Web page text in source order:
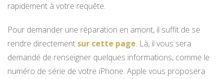
rapidement à votre requête.
Pour demander une réparation en amont, il suffit de se
rendre directement sur cette page. Là, il vous sera
demandé de renseigner quelques informations, comme le
numéro de série de votre iPhone. Apple vous proposera